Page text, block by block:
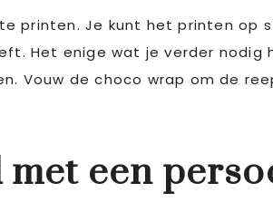
printen. Je kunt het printen
Het enige wat je verder
Vouw de choco wrap om de
een